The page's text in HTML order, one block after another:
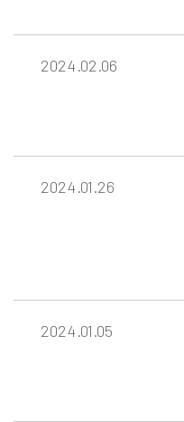
2024.02.06
2024.01.26
2024.01.05